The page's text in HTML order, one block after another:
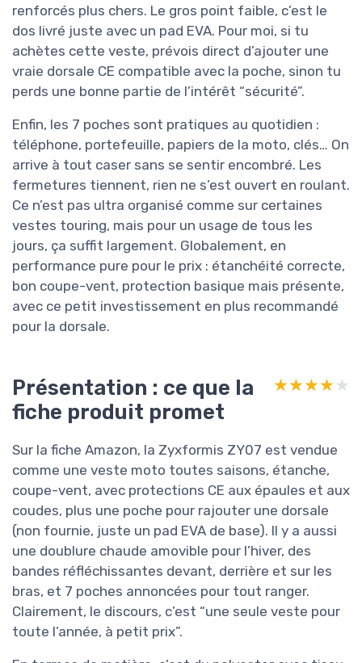
renforcés plus chers. Le gros point faible, c’est le
dos livré juste avec un pad EVA. Pour moi, si tu
achètes cette veste, prévois direct d’ajouter une
vraie dorsale CE compatible avec la poche, sinon tu
perds une bonne partie de l’intérêt “sécurité”.
Enfin, les 7 poches sont pratiques au quotidien :
téléphone, portefeuille, papiers de la moto, clés… On
arrive à tout caser sans se sentir encombré. Les
fermetures tiennent, rien ne s’est ouvert en roulant.
Ce n’est pas ultra organisé comme sur certaines
vestes touring, mais pour un usage de tous les
jours, ça suffit largement. Globalement, en
performance pure pour le prix : étanchéité correcte,
bon coupe-vent, protection basique mais présente,
avec ce petit investissement en plus recommandé
pour la dorsale.
Présentation : ce que la
fiche produit promet
★★★★★
★★★★★
Sur la fiche Amazon, la Zyxformis ZY07 est vendue
comme une veste moto toutes saisons, étanche,
coupe-vent, avec protections CE aux épaules et aux
coudes, plus une poche pour rajouter une dorsale
(non fournie, juste un pad EVA de base). Il y a aussi
une doublure chaude amovible pour l’hiver, des
bandes réfléchissantes devant, derrière et sur les
bras, et 7 poches annoncées pour tout ranger.
Clairement, le discours, c’est “une seule veste pour
toute l’année, à petit prix”.